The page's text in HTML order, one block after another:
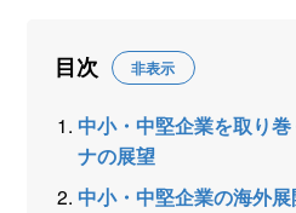
目次 非表示
中小・中堅企業を取り
ナの展望
中小・中堅企業の海外展